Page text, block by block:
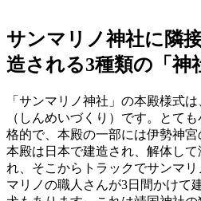
サンマリノ神社に隣
造される3種類の「神
「サンマリノ神社」の本殿様式
（しんめいづくり）です。とて
格的で、本殿の一部には伊勢神宮
本殿は日本で建造され、解体し
れ、そこからトラックでサンマ
マリノの職人さんが3日間かけて